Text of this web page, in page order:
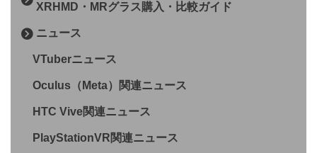
XRHMD・MRグラス購入・比較ガイド
ニュース
VTuberニュース
Oculus（Meta）関連ニュース
HTC Vive関連ニュース
PlayStationVR関連ニュース